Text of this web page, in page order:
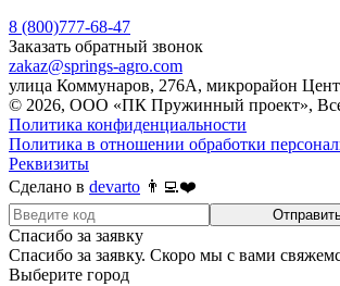
8 (800)777-68-47
Заказать обратный звонок
zakaz@springs-agro.com
улица Коммунаров, 276А, микрорайон
© 2026, ООО «ПК Пружинный проект»,
Политика конфиденциальности
Политика в отношении обработки
Реквизиты
Сделано в devarto 👨‍💻❤️
Спасибо за заявку
Спасибо за заявку. Скоро мы с вами
Выберите город